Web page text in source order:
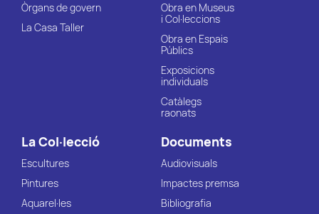
Òrgans de govern
La Casa Taller
Obra en Museus
i Col·leccions
Obra en Espais
Públics
Exposicions
individuals
Catàlegs
raonats
La Col·lecció
Escultures
Pintures
Aquarel·les
Documents
Audiovisuals
Impactes premsa
Bibliografia